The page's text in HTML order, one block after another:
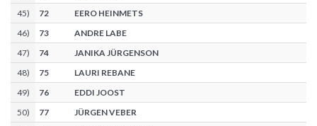
45) 72
EERO HEINMETS
46) 73
ANDRE LABE
47) 74
JANIKA JÜRGENSON
48) 75
LAURI REBANE
49) 76
EDDI JOOST
50) 77
JÜRGEN VEBER